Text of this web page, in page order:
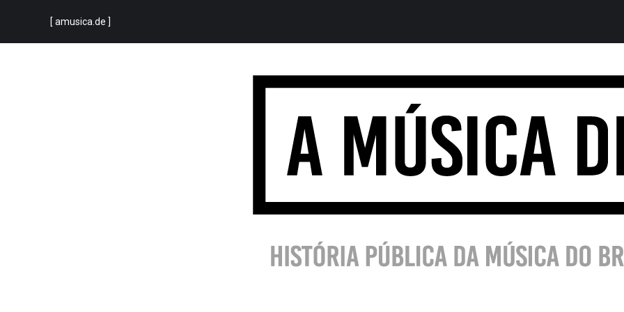
[ amusica.de ]